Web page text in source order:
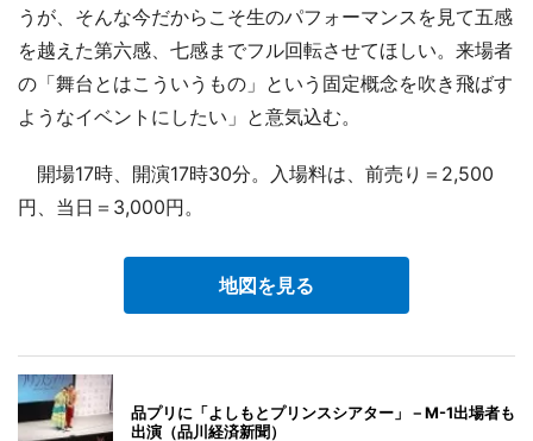
うが、そんな今だからこそ生のパフォーマンスを見て五感
を越えた第六感、七感までフル回転させてほしい。来場者
の「舞台とはこういうもの」という固定概念を吹き飛ばす
ようなイベントにしたい」と意気込む。
開場17時、開演17時30分。入場料は、前売り＝2,500
円、当日＝3,000円。
地図を見る
品プリに「よしもとプリンスシアター」－M-1出場者も
出演（品川経済新聞）